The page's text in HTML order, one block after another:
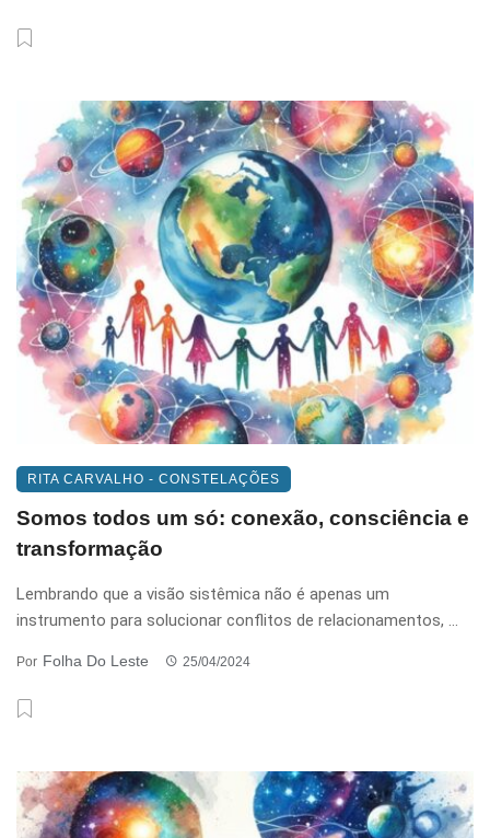
RITA CARVALHO - CONSTELAÇÕES
Somos todos um só: conexão, consciência e
transformação
Lembrando que a visão sistêmica não é apenas um
instrumento para solucionar conflitos de relacionamentos, ...
Por Folha Do Leste 25/04/2024